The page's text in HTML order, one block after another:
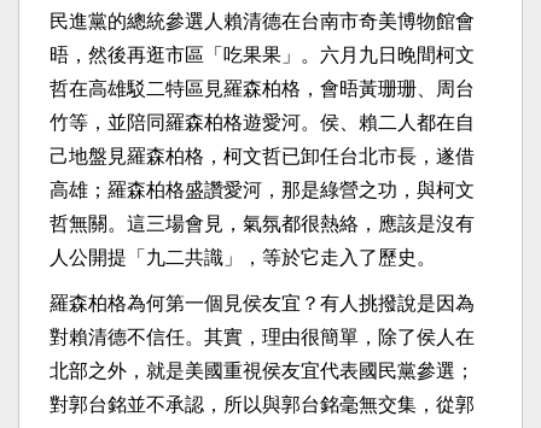
民進黨的總統參選人賴清德在台南市奇美博物館會
晤，然後再逛市區「吃果果」。六月九日晚間柯文
哲在高雄駁二特區見羅森柏格，會晤黃珊珊、周台
竹等，並陪同羅森柏格遊愛河。侯、賴二人都在自
己地盤見羅森柏格，柯文哲已卸任台北市長，遂借
高雄；羅森柏格盛讚愛河，那是綠營之功，與柯文
哲無關。這三場會見，氣氛都很熱絡，應該是沒有
人公開提「九二共識」，等於它走入了歷史。
羅森柏格為何第一個見侯友宜？有人挑撥說是因為
對賴清德不信任。其實，理由很簡單，除了侯人在
北部之外，就是美國重視侯友宜代表國民黨參選；
對郭台銘並不承認，所以與郭台銘毫無交集，從郭